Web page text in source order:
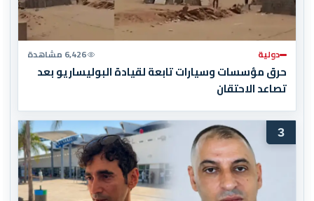
دولية 6,426 مشاهدة
حرق مؤسسات وسيارات تابعة لقيادة البوليساريو بعد
تصاعد الاحتقان
3